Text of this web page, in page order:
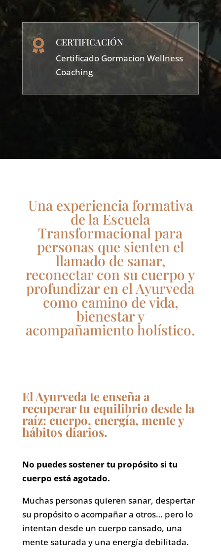
 CERTIFICACIÓN
Certificado Gormacion Wellness
Coaching
Una experiencia formativa
de la Escuela
Transformacional para
personas que sienten el
llamado de sanar,
reconectar con su cuerpo y
profundizar en el Ayurveda
como camino de vida,
bienestar y
acompañamiento holístico.
El Ayurveda te enseña a
recuperar tu equilibrio desde la
raíz: cuerpo, energía, mente y
hábitos diarios.
No puedes sostener tu propósito si tu
cuerpo está agotado.
Muchas personas quieren sanar, despertar
su propósito o acompañar a otros… pero lo
intentan desde un cuerpo cansado, una
mente saturada y una energía debilitada.